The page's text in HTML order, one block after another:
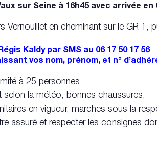
sur Seine à 16h45 avec arrivée en
Vernouillet en cheminant sur le GR 1,
Kaldy par SMS au 06 17 50 17 56
vos nom, prénom, et n°
à 25 personnes
selon la météo, bonnes chaussures,
en vigueur, marches sous la
assuré et respecter les consignes